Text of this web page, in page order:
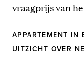
vraagprijs van
APPARTEMENT IN
UITZICHT OVER